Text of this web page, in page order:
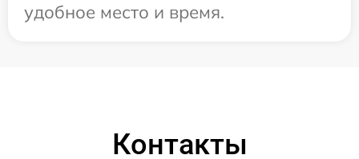
удобное место и время.
Контакты